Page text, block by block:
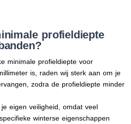
profieldiepte
minimale profieldiepte voor
is, raden wij sterk aan om je
zodra de profieldiepte minder
eigen veiligheid, omdat veel
winterse eigenschappen